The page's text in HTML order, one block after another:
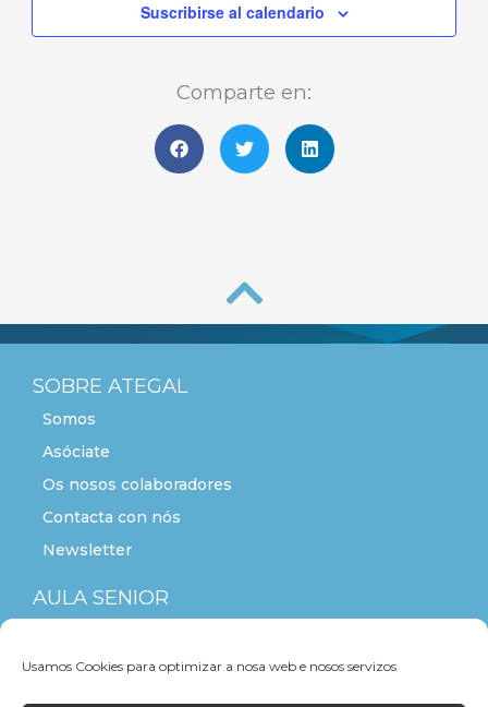
Usamos Cookies para optimizar a nosa web e nosos servizos
Suscribirse al calendario
Comparte en:
SOBRE ATEGAL
Somos
Asóciate
Os nosos colaboradores
Contacta con nós
Newsletter
AULA SENIOR